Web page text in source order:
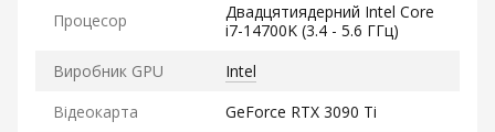
Процесор
Двадцятиядерний Intel Core
i7-14700K (3.4 - 5.6 ГГц)
Виробник GPU
Intel
Відеокарта
GeForce RTX 3090 Ti